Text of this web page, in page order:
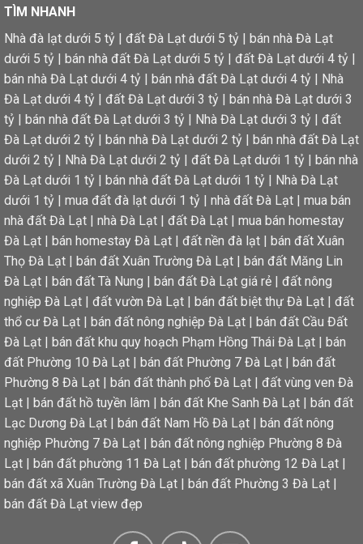
TÌM NHANH
Nhà đà lạt dưới 5 tỷ | đất Đà Lạt dưới 5 tỷ | bán nhà Đà Lạt
dưới 5 tỷ | bán nhà đất Đà Lạt dưới 5 tỷ | đất Đà Lạt dưới 4 tỷ |
bán nhà Đà Lạt dưới 4 tỷ | bán nhà đất Đà Lạt dưới 4 tỷ | Nhà
Đà Lạt dưới 4 tỷ | đất Đà Lạt dưới 3 tỷ | bán nhà Đà Lạt dưới 3
tỷ | bán nhà đất Đà Lạt dưới 3 tỷ | Nhà Đà Lạt dưới 3 tỷ | đất
Đà Lạt dưới 2 tỷ | bán nhà Đà Lạt dưới 2 tỷ | bán nhà đất Đà Lạt
dưới 2 tỷ | Nhà Đà Lạt dưới 2 tỷ | đất Đà Lạt dưới 1 tỷ | bán nhà
Đà Lạt dưới 1 tỷ | bán nhà đất Đà Lạt dưới 1 tỷ | Nhà Đà Lạt
dưới 1 tỷ | mua đất đà lạt dưới 1 tỷ | nhà đất Đà Lạt | mua bán
nhà đất Đà Lạt | nhà Đà Lạt | đất Đà Lạt | mua bán homestay
Đà Lạt | bán homestay Đà Lạt | đất nền đà lạt | bán đất Xuân
Thọ Đà Lạt | bán đất Xuân Trường Đà Lạt | bán đất Măng Lin
Đà Lạt | bán đất Tà Nung | bán đất Đà Lạt giá rẻ | đất nông
nghiệp Đà Lạt | đất vườn Đà Lạt | bán đất biệt thự Đà Lạt | đất
thổ cư Đà Lạt | bán đất nông nghiệp Đà Lạt | bán đất Cầu Đất
Đà Lạt | bán đất khu quy hoạch Phạm Hồng Thái Đà Lạt | bán
đất Phường 10 Đà Lạt | bán đất Phường 7 Đà Lạt | bán đất
Phường 8 Đà Lạt | bán đất thành phố Đà Lạt | đất vùng ven Đà
Lạt | bán đất hồ tuyền lâm | bán đất Khe Sanh Đà Lạt | bán đất
Lạc Dương Đà Lạt | bán đất Nam Hồ Đà Lạt | bán đất nông
nghiệp Phường 7 Đà Lạt | bán đất nông nghiệp Phường 8 Đà
Lạt | bán đất phường 11 Đà Lạt | bán đất phường 12 Đà Lạt |
bán đất xã Xuân Trường Đà Lạt | bán đất Phường 3 Đà Lạt |
bán đất Đà Lạt view đẹp